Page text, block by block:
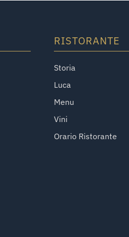
RISTORANTE
Storia
Luca
Menu
Vini
Orario Ristorante